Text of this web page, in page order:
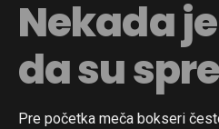
Nekada
da su
Pre početka meča bokseri